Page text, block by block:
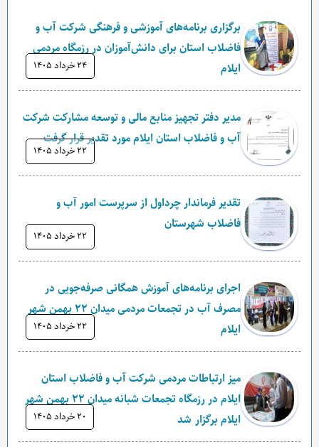
برگزاری برنامه‌های آموزشی و فرهنگی شرکت آب و
فاضلاب استان برای دانش‌آموزان در رزمگاه مردمی
ایلام
۲۴ خرداد ۱۴۰۵
مدیر دفتر تجهیز منابع مالی و توسعه مشارکت شرکت
آب و فاضلاب استان ایلام مورد تقدیر قرار گرفت
۲۲ خرداد ۱۴۰۵
تقدیر فرماندار چرداول از سرپرست امور آب و
فاضلاب شهرستان
۲۲ خرداد ۱۴۰۵
اجرای برنامه‌های آموزش همگانی صرفه‌جویی در
مصرف آب در تجمعات مردمی میدان ۲۲ بهمن شهر
ایلام
۲۲ خرداد ۱۴۰۵
میز ارتباطات مردمی شرکت آب و فاضلاب استان
ایلام در رزمگاه تجمعات شبانه میدان ۲۲ بهمن شهر
ایلام برگزار شد
۲۰ خرداد ۱۴۰۵